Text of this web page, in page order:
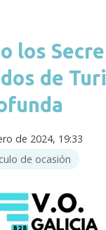
los
de
de 2024, 19:33
de ocasión